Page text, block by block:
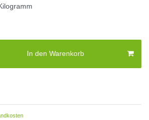
In den Warenkorb